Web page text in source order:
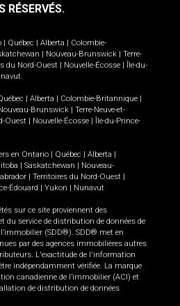
RÉSERVÉS.
Québec Alberta
Colombie-
Nouveau-Brunswick
Terre-
du Nord-Ouest Nouvelle-Écosse
Île-du-
.
Alberta Colombie-Britannique
Brunswick
Terre-Neuve-et-
Ouest Nouvelle-Écosse
Île-du-Prince-
en Ontario Québec Alberta
Saskatchewan
Nouveau-
Territoires du Nord-Ouest
Édouard Yukon Nunavut
sur ce site proviennent des
du service de distribution de données de
(SDD®). SDD® met en
par des agences immobilières autres
L'exactitude de l'information
indépendamment vérifiée. La marque
canadienne de l’immobilier (ACI) et
de distribution de données